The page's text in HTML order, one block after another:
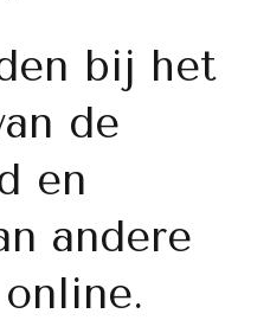
bij het
de
en
andere